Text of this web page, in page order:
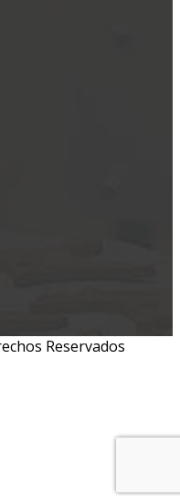
Reservados